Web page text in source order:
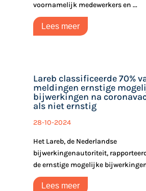
voornamelijk medewerkers en ...
Lees meer
Lareb classificeerde 70%
meldingen ernstige
bijwerkingen na
als niet ernstig
28-10-2024
Het Lareb, de Nederlandse
bijwerkingenautoriteit,
de ernstige mogelijke
Lees meer